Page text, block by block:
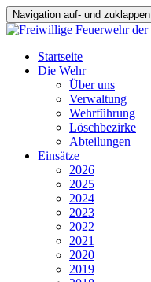
Navigation auf- und zuklappen
Startseite
Die Wehr
Über uns
Verwaltung
Wehrführung
Löschbezirke
Abteilungen
Einsätze
2026
2025
2024
2023
2022
2021
2020
2019